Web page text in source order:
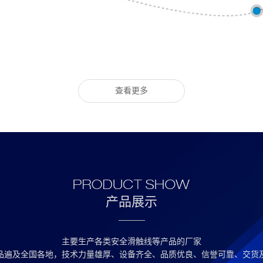
查看更多
产品展示
主要生产各类安全滑触线等产品的厂家
遍及全国各地，技术力量雄厚、设备齐全、品质优良、信誉可靠、交货